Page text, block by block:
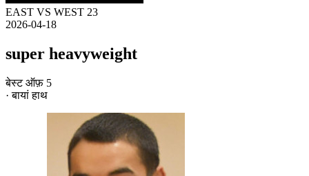
EAST VS WEST 23
2026-04-18
super heavyweight
बेस्ट ऑफ़ 5
· बायां हाथ